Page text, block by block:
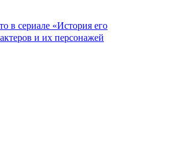
в сериале «История его
и их персонажей